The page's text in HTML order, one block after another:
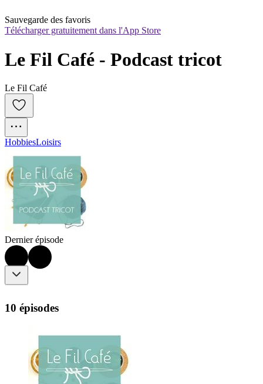
Sauvegarde des favoris
Télécharger gratuitement dans l'App Store
Le Fil Café - Podcast tricot
Le Fil Café
HobbiesLoisirs
Dernier épisode
10 épisodes